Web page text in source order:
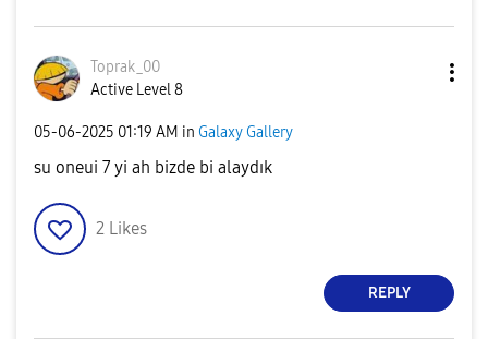
Toprak_00
Active Level 8
‎05-06-2025 01:19 AM in Galaxy Gallery
su oneui 7 yi ah bizde bi alaydık
2 Likes
REPLY